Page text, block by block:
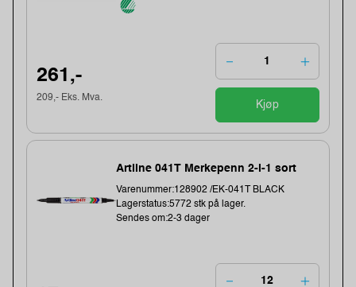
261,-
209,- Eks. Mva.
Kjøp
Artline 041T Merkepenn 2-i-1 sort
Varenummer:128902 /EK-041T BLACK
Lagerstatus:5772 stk på lager.
Sendes om:2-3 dager